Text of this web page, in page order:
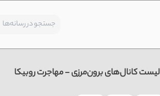
لیست کانال‌های برون‌مرزی - مهاجرت روبیکا